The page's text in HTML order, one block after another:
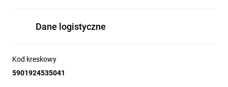
Dane logistyczne
Kod kreskowy
5901924535041